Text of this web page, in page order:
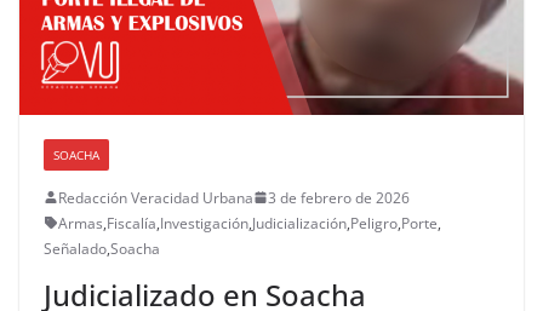
SOACHA
Redacción Veracidad Urbana
3 de febrero de 2026
Armas,Fiscalía,Investigación,Judicialización,Peligro,Porte,
Señalado,Soacha
Judicializado en Soacha